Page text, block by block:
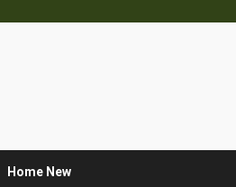
Home New